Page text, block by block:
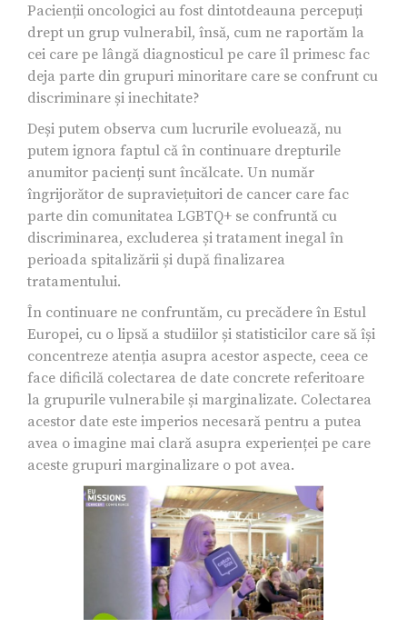
Pacienții oncologici au fost dintotdeauna percepuți
drept un grup vulnerabil, însă, cum ne raportăm la
cei care pe lângă diagnosticul pe care îl primesc fac
deja parte din grupuri minoritare care se confrunt cu
discriminare și inechitate?
Deși putem observa cum lucrurile evoluează, nu
putem ignora faptul că în continuare drepturile
anumitor pacienți sunt încălcate. Un număr
îngrijorător de supraviețuitori de cancer care fac
parte din comunitatea LGBTQ+ se confruntă cu
discriminarea, excluderea și tratament inegal în
perioada spitalizării și după finalizarea
tratamentului.
În continuare ne confruntăm, cu precădere în Estul
Europei, cu o lipsă a studiilor și statisticilor care să își
concentreze atenția asupra acestor aspecte, ceea ce
face dificilă colectarea de date concrete referitoare
la grupurile vulnerabile și marginalizate. Colectarea
acestor date este imperios necesară pentru a putea
avea o imagine mai clară asupra experienței pe care
aceste grupuri marginalizare o pot avea.